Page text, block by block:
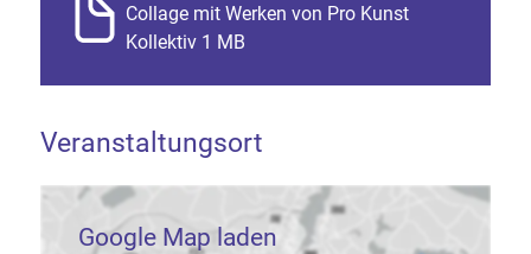
Collage mit Werken von Pro Kunst
Kollektiv 1 MB
Veranstaltungsort
Google Map laden